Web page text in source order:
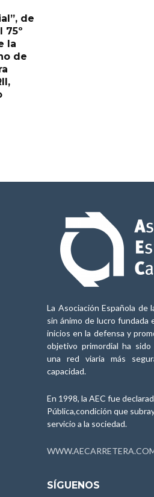
de
75º
la
de
La Asociación Española de
sin ánimo de lucro fundada
inicios en la defensa y
objetivo primordial ha
una red viaria más
capacidad.
En 1998, la AEC fue
Pública,condición que
servicio a la sociedad.
SÍGUENOS